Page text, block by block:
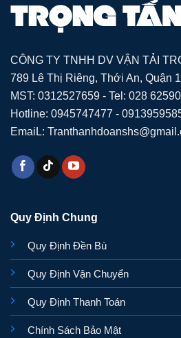
CÔNG TY TNHH DV VẬN TẢI
789 Lê Thị Riêng, Thới An, Quận
MST: 0312527659 - Tel: 028
Hotline: 0945747477 -
EmaiL:
Quy Định Chung
Quy Định Đền Bù
Quy Định Vận Chuyển
Quy Định Thanh Toán
Chính Sách Bảo Mật